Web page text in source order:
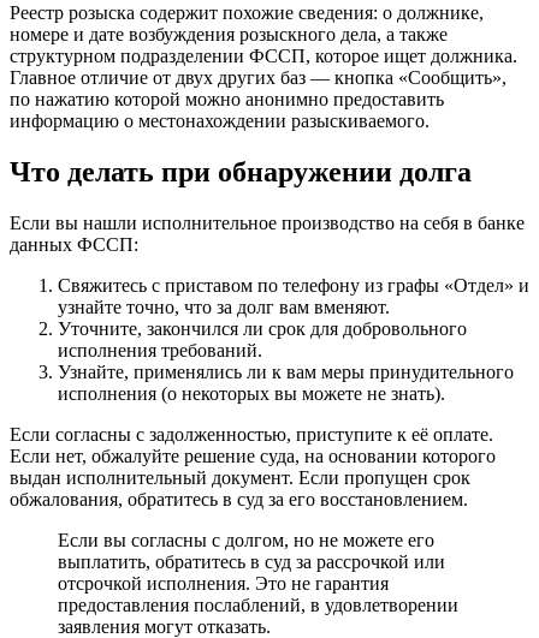
Реестр розыска содержит похожие сведения: о должнике,
номере и дате возбуждения розыскного дела, а также
структурном подразделении ФССП, которое ищет должника.
Главное отличие от двух других баз — кнопка «Сообщить»,
по нажатию которой можно анонимно предоставить
информацию о местонахождении разыскиваемого.
Что делать при обнаружении долга
Если вы нашли исполнительное производство на себя в банке
данных ФССП:
Свяжитесь с приставом по телефону из графы «Отдел» и
узнайте точно, что за долг вам вменяют.
Уточните, закончился ли срок для добровольного
исполнения требований.
Узнайте, применялись ли к вам меры принудительного
исполнения (о некоторых вы можете не знать).
Если согласны с задолженностью, приступите к её оплате.
Если нет, обжалуйте решение суда, на основании которого
выдан исполнительный документ. Если пропущен срок
обжалования, обратитесь в суд за его восстановлением.
Если вы согласны с долгом, но не можете его
выплатить, обратитесь в суд за рассрочкой или
отсрочкой исполнения. Это не гарантия
предоставления послаблений, в удовлетворении
заявления могут отказать.